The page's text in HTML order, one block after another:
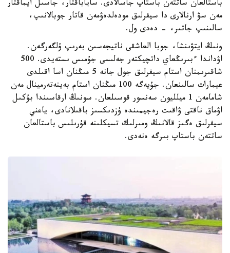
باستالعان ساتتەن باستاپ جاسالادى. ساياباقتار، جاسىل ايماقتار
مەن سۋ ارنالارى دا سيفرلىق مودەلدەۋمەن قاتار جوبالانىپ،
سالىنىپ جاتىر، - دەدى ول.
ونىڭ ايتۋىنشا، جوبا العاشقى ناتيجەسىن بەرىپ ۇلگەرگەن.
اۋداندا ءبىرىڭعاي داتچيكتەر جەلىسى جۇمىس ىستەيدى. 500
شاقىرىمنان استام سيفرلىق جول جانە 5 مىڭنان اسا اقىلدى
عيمارات سالىنعان. جۇيەگە 100 مىڭنان استام بەينەتەرمينال مەن
شامامەن 1 ميلليون سەنسور قوسىلعان. سونىڭ ارقاسىندا بۇكىل
اۋماق ناقتى ۋاقىت رەجيمىندە ۇزدىكسىز باقىلانادى، ياعني
سيفرلىق ەگىز قالانىڭ ومىرلىك تسيكلىنە قۇرىلىس باستالعان
ساتتەن باستاپ بىرگە ەنەدى.